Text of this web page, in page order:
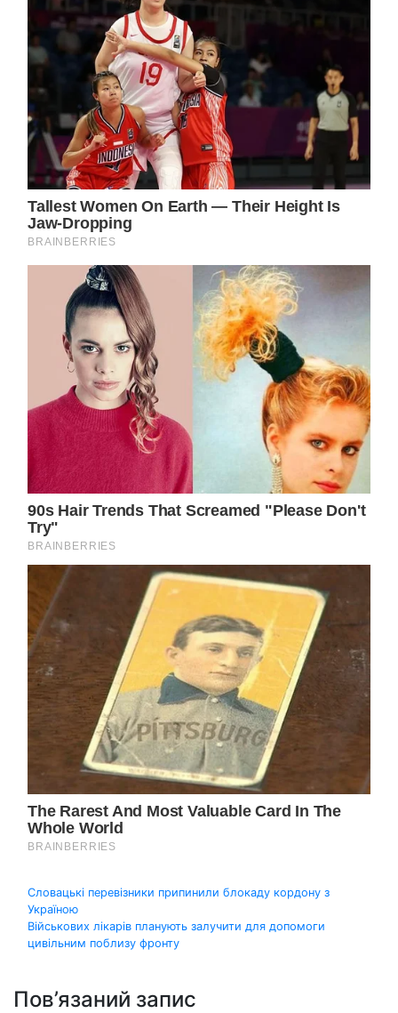
Навігація
записів
Словацькі перевізники припинили блокаду кордону з
Україною
Військових лікарів планують залучити для допомоги
цивільним поблизу фронту
Пов’язаний запис